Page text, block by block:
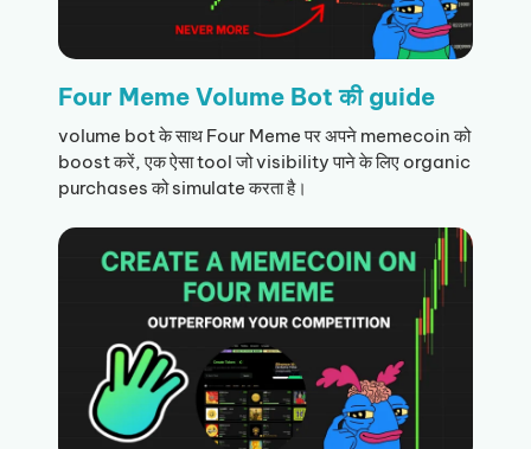
Four Meme Volume Bot की guide
volume bot के साथ Four Meme पर अपने memecoin को
boost करें, एक ऐसा tool जो visibility पाने के लिए organic
purchases को simulate करता है।